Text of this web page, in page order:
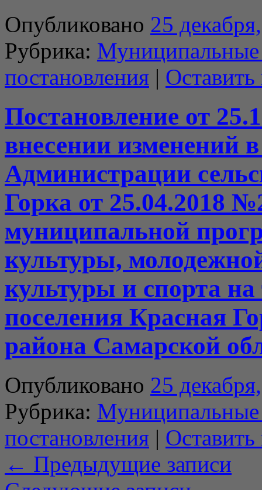
Опубликовано 25
Рубрика:
постановления |
Постановление от
внесении изменений
Администрации
Горка от 25.04.2018
муниципальной
культуры,
культуры и спорта на
поселения Красная
района Самарской
Опубликовано 25
Рубрика:
постановления |
← Предыдущие записи